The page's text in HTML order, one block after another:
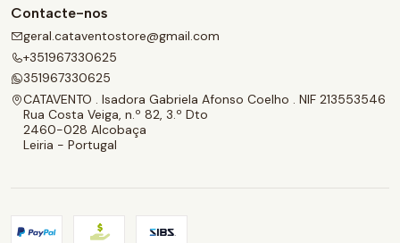
Contacte-nos
geral.cataventostore@gmail.com
+351967330625
351967330625
CATAVENTO . Isadora Gabriela Afonso Coelho . NIF 213553546
Rua Costa Veiga, n.º 82, 3.º Dto
2460-028 Alcobaça
Leiria - Portugal